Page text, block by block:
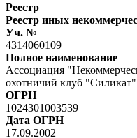
Реестр
Реестр иных
Уч. №
4314060109
Полное наименование
Ассоциация
охотничий клуб "Силикат"
ОГРН
1024301003539
Дата ОГРН
17.09.2002